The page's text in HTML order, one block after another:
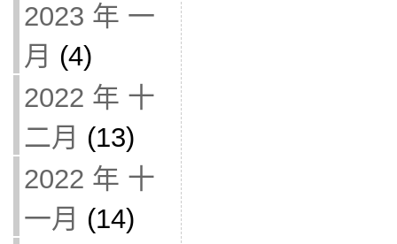
2023 年 一
月 (4)
2022 年 十
二月 (13)
2022 年 十
一月 (14)